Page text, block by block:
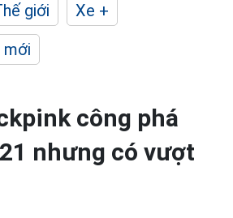
giới
Xe +
mới
công phá
nhưng có vượt